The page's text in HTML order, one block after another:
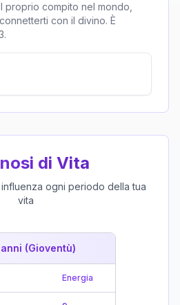
proprio compito nel mondo,
con il divino. È
di Vita
ogni periodo della tua
vita
(Gioventù)
Energia